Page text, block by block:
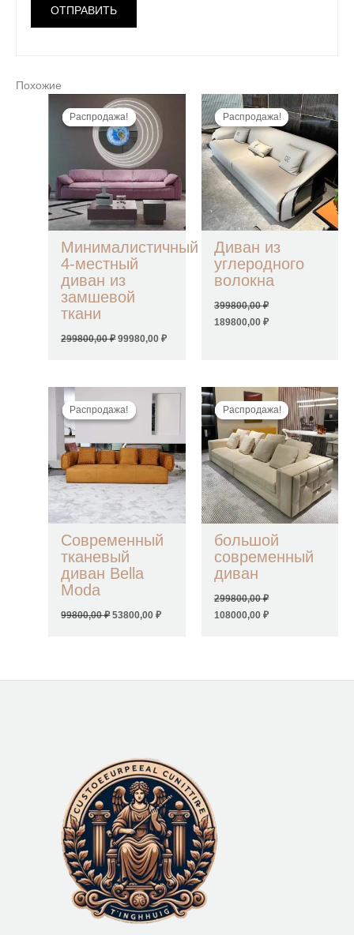
Похожие
Распродажа!
Распродажа!
Минималистичный
4-местный
диван из
замшевой
ткани
299800,00₽
Первоначальная
цена
составляла
299800,00 ₽.
99980,00₽
Текущая
99980,00 ₽.
Распродажа!
Распродажа!
Диван из
углеродного
волокна
399800,00₽
Первоначальная
цена
составляла
399800,00 ₽.
189800,00 ₽
Текущая
цена:
189800,00 ₽.
Распродажа!
Распродажа!
Современный
тканевый
диван Bella
Moda
99800,00₽
Первоначальная
цена
составляла
99800,00 ₽.
53800,00₽
Текущая
53800,00 ₽.
Распродажа!
Распродажа!
большой
современный
диван
299800,00₽
Первоначальная
цена
составляла
299800,00 ₽.
108000,00 ₽
Текущая
цена:
108000,00 ₽.